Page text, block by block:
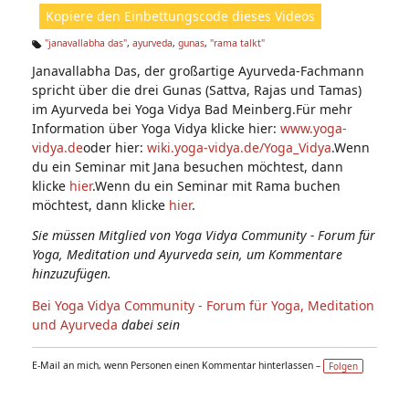
Kopiere den Einbettungscode dieses Videos
g
s:
"janavallabha das", ayurveda, gunas, "rama talkt"
Janavallabha Das, der großartige Ayurveda-Fachmann
spricht über die drei Gunas (Sattva, Rajas und Tamas)
im Ayurveda bei Yoga Vidya Bad Meinberg.Für mehr
Information über Yoga Vidya klicke hier: www.yoga-
vidya.deoder hier: wiki.yoga-vidya.de/Yoga_Vidya.Wenn
du ein Seminar mit Jana besuchen möchtest, dann
klicke hier.Wenn du ein Seminar mit Rama buchen
möchtest, dann klicke hier.
Sie müssen Mitglied von Yoga Vidya Community - Forum für
Yoga, Meditation und Ayurveda sein, um Kommentare
hinzuzufügen.
Bei Yoga Vidya Community - Forum für Yoga, Meditation
und Ayurveda dabei sein
E-Mail an mich, wenn Personen einen Kommentar hinterlassen – Folgen